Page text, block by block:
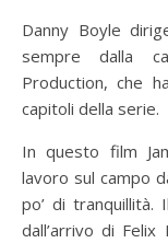
Danny Boyle
sempre dalla
Production, che
capitoli della serie.
In questo film
lavoro sul campo
po’ di
dall’arrivo di